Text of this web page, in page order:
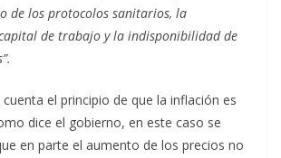
de los protocolos sanitarios, la
de trabajo y la indisponibilidad de
el principio de que la inflación es
dice el gobierno, en este caso se
en parte el aumento de los precios no